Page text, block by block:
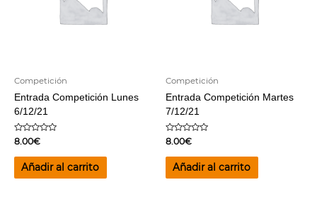
Competición
Entrada Competición Lunes
6/12/21
Valorado
en
0
8.00€
Añadir al carrito
Competición
Entrada Competición Martes
7/12/21
Valorado
en
0
8.00€
Añadir al carrito